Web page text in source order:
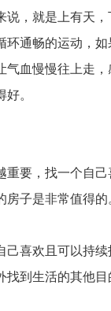
，就是上有天
通畅的运动，
血慢慢往上走
。
要，找一个自己
子是非常值得的
喜欢且可以持
到生活的其他